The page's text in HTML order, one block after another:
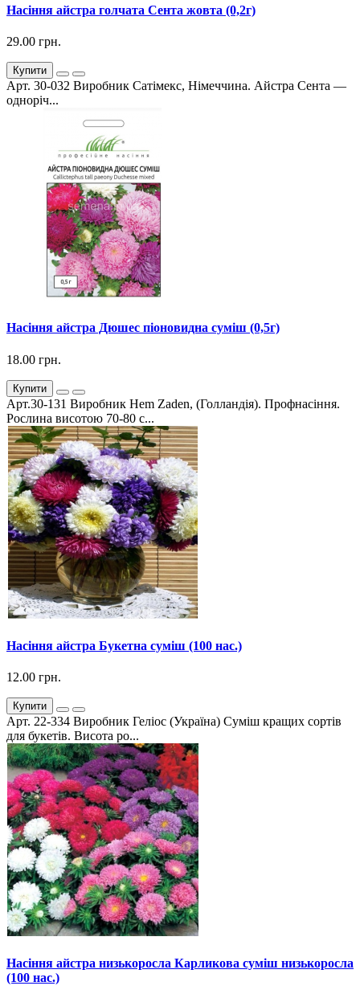
Насіння айстра голчата Сента жовта (0,2г)
29.00 грн.
Купити
Арт. 30-032 Виробник Сатімекс, Німеччина. Айстра Сента —
одноріч...
Насіння айстра Дюшес піоновидна суміш (0,5г)
18.00 грн.
Купити
Арт.30-131 Виробник Hem Zaden, (Голландія). Профнасіння.
Рослина висотою 70-80 с...
Насіння айстра Букетна суміш (100 нас.)
12.00 грн.
Купити
Арт. 22-334 Виробник Геліос (Україна) Суміш кращих сортів
для букетів. Висота ро...
Насіння айстра низькоросла Карликова суміш низькоросла
(100 нас.)